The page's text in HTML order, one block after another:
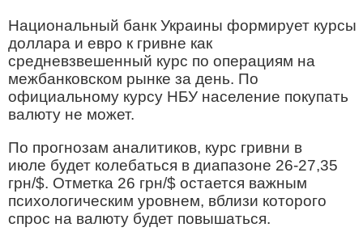
Национальный банк Украины формирует курсы
доллара и евро к гривне как
средневзвешенный курс по операциям на
межбанковском рынке за день. По
официальному курсу НБУ население покупать
валюту не может.
По прогнозам аналитиков, курс гривни в
июле будет колебаться в диапазоне 26-27,35
грн/$. Отметка 26 грн/$ остается важным
психологическим уровнем, вблизи которого
спрос на валюту будет повышаться.